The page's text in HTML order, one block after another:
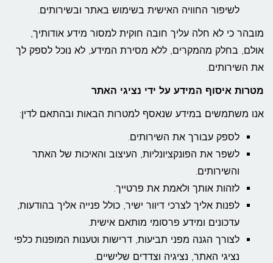
לשיפור החוויה האישית בשימוש באתר ובשירותים.
מובהר כי לא חלה עליך חובה חוקית למסור מידע אודותיך,
אולם, בחלק מהמקרים, ללא מסירת המידע, לא נוכל לספק לך
את השירותים.
מטרות איסוף המידע על ידי נציגי האתר
אנו משתמשים במידע שנאסף למטרות הבאות ובהתאם לדין:
לספק עבורך את השירותים.
לשפר את הפונקציונליות, העיצוב והאיכות של האתר
והשירותים.
לזהות אותך ולאמת את פרטייך.
לפנות אליך לצרכי דיוור ישיר, כולל פנייה אליך בהודעות,
עדכונים ומידע פרסומי מותאם אישית.
לצורך הגנה מפני תביעות, דרישות וטענות המופנות כלפי
נציגי האתר, נציגיה וצדדים שלישיים.